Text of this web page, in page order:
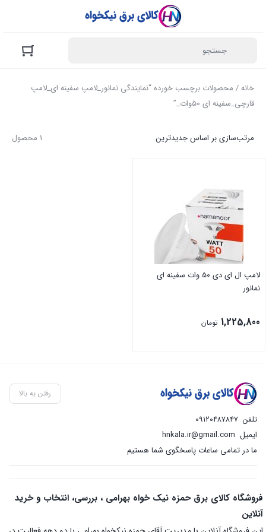
خانه/ محصولات برچسب خورده “نمایندگی نمانور_لامپ سفینه ای_لامپ
قارچی_سفینه ای 50وات_”
1 محصول مرتب‌سازی بر اساس جدیدترین
لامپ ال ای دی 50 وات سفینه ای
نمانور
1,225,800 تومان
رفتن به بالا
تلفن ۰۹۱۲۰۴۸۷۸۴۷
ایمیل hnkala.ir@gmail.com
ما در تمامی ساعات پاسخگوی شما هستیم
فروشگاه کالای برق حمزه نیک خواه بهرامی ، بررسی، انتخاب و خرید
آنلاین